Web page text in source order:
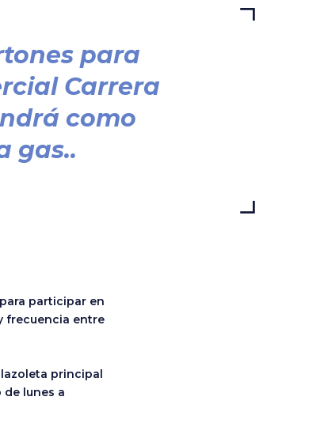
para
Carrera
como
gas..
participar en
frecuencia entre
principal
de lunes a